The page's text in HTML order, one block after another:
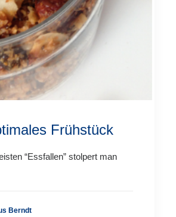
Frühstück
“Essfallen” stolpert man
Berndt